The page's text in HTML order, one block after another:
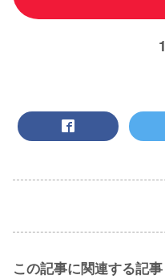
1
この記事に関連する記事